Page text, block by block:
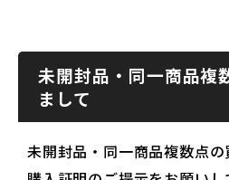
未開封品・同一商品複
まして
未開封品・同一商品複数点の